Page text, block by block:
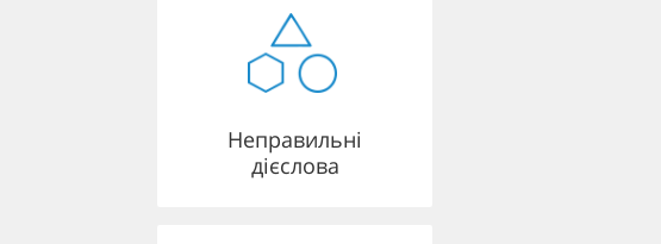
Неправильні
дієслова